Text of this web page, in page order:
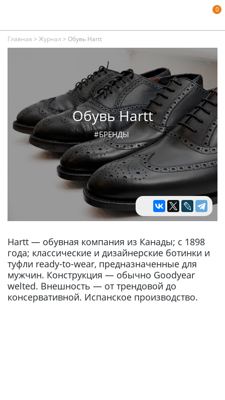
0
Главная > Журнал > Обувь Hartt
Обувь Hartt
#БРЕНДЫ
Hartt — обувная компания из Канады; с 1898
года; классические и дизайнерские ботинки и
туфли ready-to-wear, предназначенные для
мужчин. Конструкция — обычно Goodyear
welted. Внешность — от трендовой до
консервативной. Испанское производство.